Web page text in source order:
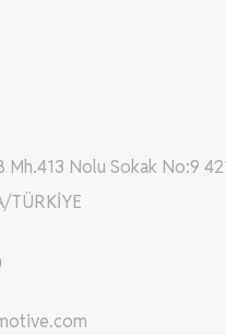
Mh.413 Nolu Sokak No:9
TÜRKİYE